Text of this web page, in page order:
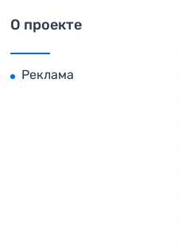
О проекте
Реклама